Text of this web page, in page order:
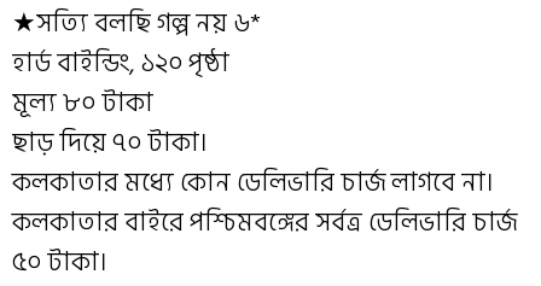
★সত্যি বলছি গল্প নয় ৬*
হার্ড বাইন্ডিং, ১২০ পৃষ্ঠা
মূল্য ৮০ টাকা
ছাড় দিয়ে ৭০ টাকা।
কলকাতার মধ্যে কোন ডেলিভারি চার্জ লাগবে না।
কলকাতার বাইরে পশ্চিমবঙ্গের সর্বত্র ডেলিভারি চার্জ
৫০ টাকা।